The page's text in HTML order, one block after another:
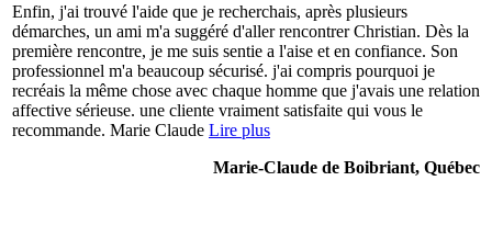
Enfin, j'ai trouvé l'aide que je recherchais, après plusieurs
démarches, un ami m'a suggéré d'aller rencontrer Christian. Dès la
première rencontre, je me suis sentie a l'aise et en confiance. Son
professionnel m'a beaucoup sécurisé. j'ai compris pourquoi je
recréais la même chose avec chaque homme que j'avais une relation
affective sérieuse. une cliente vraiment satisfaite qui vous le
recommande. Marie Claude Lire plus
Marie-Claude de Boibriant, Québec